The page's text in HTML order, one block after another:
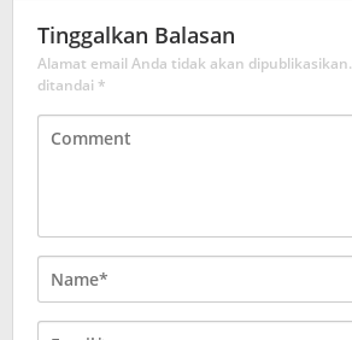
Tinggalkan Balasan
Alamat email Anda tidak akan dipublikasikan.
ditandai *